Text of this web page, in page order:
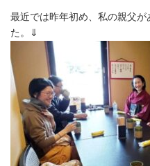
最近では昨年初め、私の親父
た。⇓